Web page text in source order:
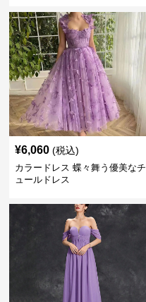
¥6,060 (税込)
カラードレス 蝶々舞う優美なチ
ュールドレス